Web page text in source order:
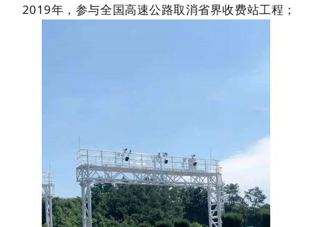
2019年，参与全国高速公路取消省界收费站工程；